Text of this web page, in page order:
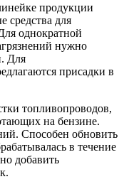
продукции
средства для
однократной
нужно
Для
присадки в
топливопроводов,
на бензине.
Способен обновить
в течение
добавить